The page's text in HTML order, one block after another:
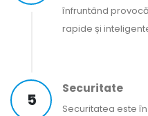
înfruntând
rapide și
5
Securitate
Securitatea este